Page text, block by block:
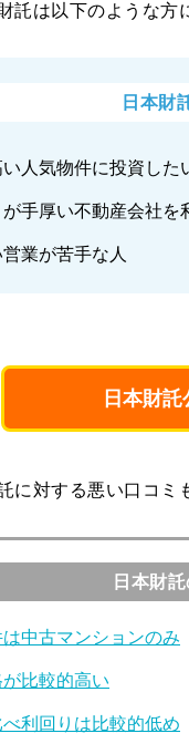
託は以下のような方
日本財
人気物件に投資した
手厚い不動産会社を
業が苦手な人
日本財
に対する悪い口コミ
日本財
中古マンションのみ
比較的高い
利回りは比較的低め